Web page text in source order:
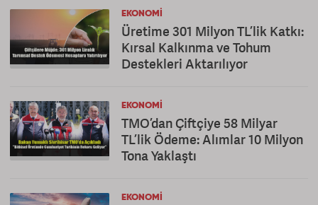
EKONOMI
Üretime 301 Milyon TL’lik Katkı:
Kırsal Kalkınma ve Tohum
Destekleri Aktarılıyor
EKONOMI
TMO’dan Çiftçiye 58 Milyar
TL’lik Ödeme: Alımlar 10 Milyon
Tona Yaklaştı
EKONOMI